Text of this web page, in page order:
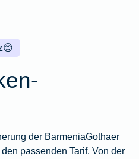
😊
der BarmeniaGothaer
passenden Tarif. Von der